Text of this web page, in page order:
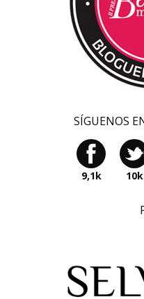
SÍGUENOS
9,1k 10k